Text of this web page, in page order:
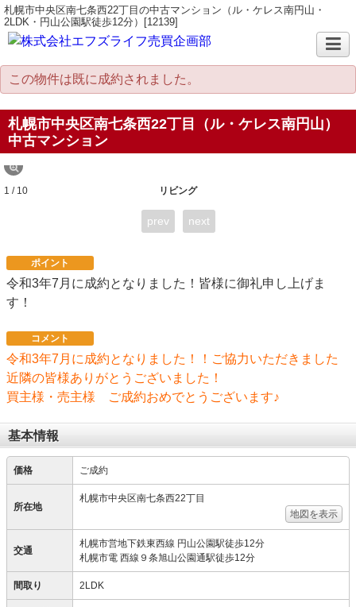
札幌市中央区南七条西22丁目の中古マンション（ル・ケレス南円山・
2LDK・円山公園駅徒歩12分）[12139]
この物件は既に成約されました。
札幌市中央区南七条西22丁目（ル・ケレス南円山）
中古マンション
リビング
1 / 10
prev next
ポイント
令和3年7月に成約となりました！皆様に御礼申し上げま
す！
コメント
令和3年7月に成約となりました！！ご協力いただきました
近隣の皆様ありがとうございました！
買主様・売主様 ご成約おめでとうございます♪
基本情報
価格 ご成約
所在地
札幌市中央区南七条西22丁目
地図を表示
交通
札幌市営地下鉄東西線 円山公園駅徒歩12分
札幌市電 西線９条旭山公園通駅徒歩12分
間取り 2LDK